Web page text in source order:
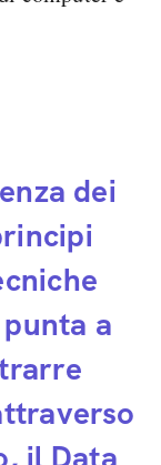
dei
a
il Data